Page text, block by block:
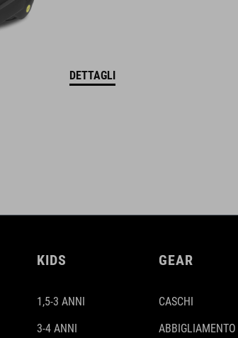
DETTAGLI
KIDS
1,5-3 ANNI
3-4 ANNI
GEAR
CASCHI
ABBIGLIAMENTO